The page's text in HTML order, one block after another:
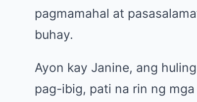
pagmamahal at
buhay.
Ayon kay Janine, ang
pag-ibig, pati na rin ng